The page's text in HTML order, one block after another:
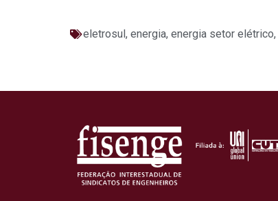
eletrosul , energia, energia setor elétrico,